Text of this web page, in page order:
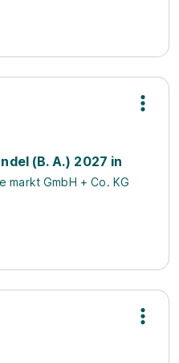
(B. A.) 2027 in
markt GmbH + Co. KG